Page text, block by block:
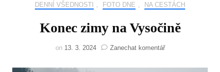
DENNÍ VŠEDNOSTI FOTO DNE NA CESTÁCH
Konec zimy na Vysočině
on 13. 3. 2024 Zanechat komentářna
zimy